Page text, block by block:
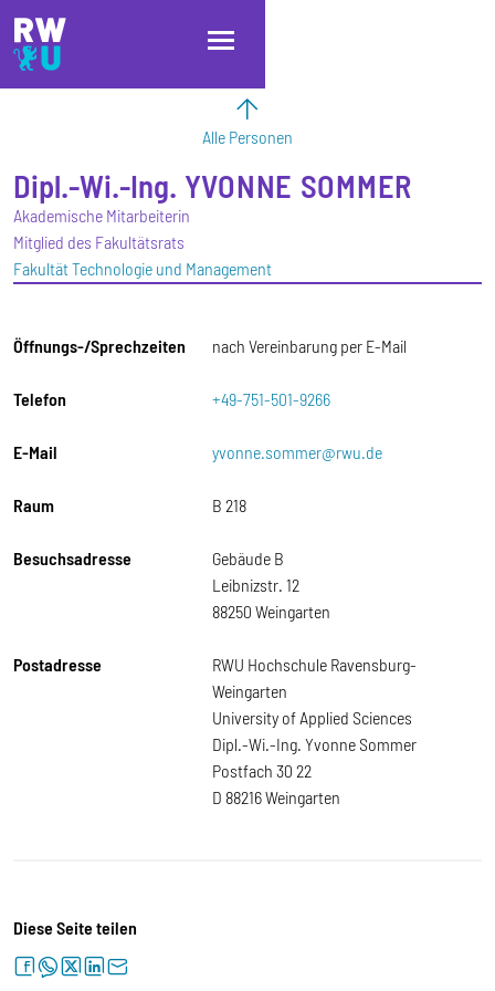
Direkt zum Inhalt
Direkt zur Hauptnavigation
Direkt zum Fußbereich
Alle Personen
Dipl.-Wi.-Ing. YVONNE SOMMER
Akademische Mitarbeiterin
Mitglied des Fakultätsrats
Fakultät Technologie und Management
Öffnungs-/Sprechzeiten nach Vereinbarung per E-Mail
Telefon +49-751-501-9266
E-Mail yvonne.sommer@rwu.de
Raum B 218
Besuchsadresse
Gebäude B
Leibnizstr. 12
88250 Weingarten
Postadresse
RWU Hochschule Ravensburg-
Weingarten
University of Applied Sciences
Dipl.-Wi.-Ing. Yvonne Sommer
Postfach 30 22
D 88216 Weingarten
Diese Seite teilen
facebookwhatsapptwitterlinkedinletter